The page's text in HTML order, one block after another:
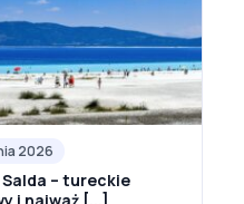
2026
– tureckie